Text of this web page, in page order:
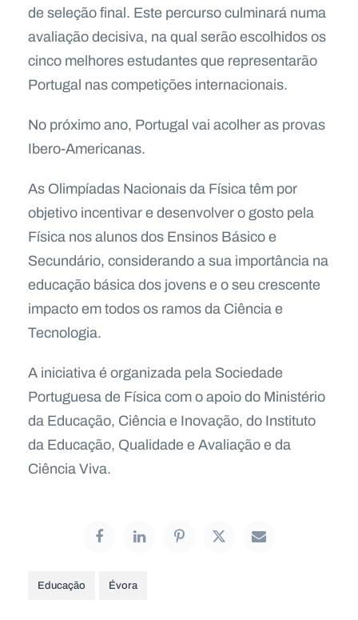
de seleção final. Este percurso culminará numa
avaliação decisiva, na qual serão escolhidos os
cinco melhores estudantes que representarão
Portugal nas competições internacionais.
No próximo ano, Portugal vai acolher as provas
Ibero-Americanas.
As Olimpíadas Nacionais da Física têm por
objetivo incentivar e desenvolver o gosto pela
Física nos alunos dos Ensinos Básico e
Secundário, considerando a sua importância na
educação básica dos jovens e o seu crescente
impacto em todos os ramos da Ciência e
Tecnologia.
A iniciativa é organizada pela Sociedade
Portuguesa de Física com o apoio do Ministério
da Educação, Ciência e Inovação, do Instituto
da Educação, Qualidade e Avaliação e da
Ciência Viva.
Educação Évora